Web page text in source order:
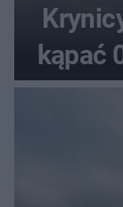
kąpać